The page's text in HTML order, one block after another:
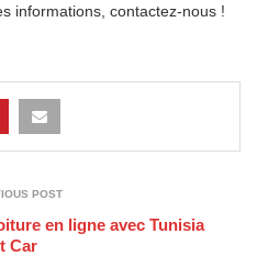
informations, contactez-nous !
POST
en ligne avec Tunisia
Car